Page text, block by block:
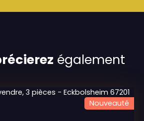
également
Nouveauté